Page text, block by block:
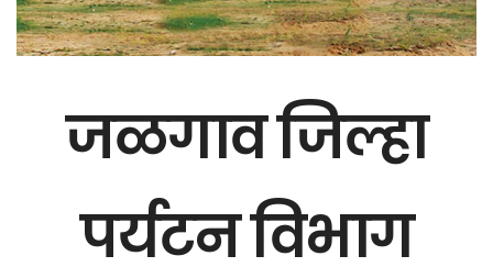
जळगाव जिल्हा
पर्यटन विभाग